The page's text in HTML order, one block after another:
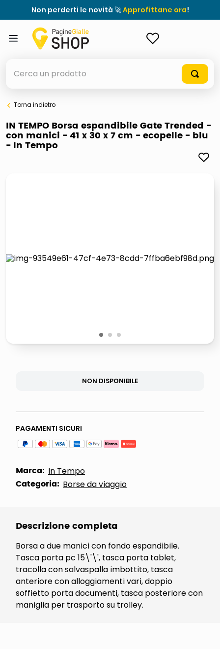
Non perderti le novità 🚀Approfittane ora!
elenchi telefonici
meme
pattumiera raccolta differenziata
Torna indietro
IN TEMPO Borsa espandibile Gate Trended -
con manici - 41 x 30 x 7 cm - ecopelle - blu
- In Tempo
1 2 3
NON DISPONIBILE
PAGAMENTI SICURI
Marca: In Tempo
Categoria: Borse da viaggio
Descrizione completa
Borsa a due manici con fondo espandibile.
Tasca porta pc 15\'\', tasca porta tablet,
tracolla con salvaspalla imbottito, tasca
anteriore con alloggiamenti vari, doppio
soffietto porta documenti, tasca posteriore con
maniglia per trasporto su trolley.